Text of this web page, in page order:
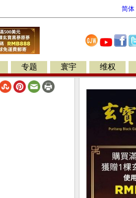
简体
专题 寰宇 维权